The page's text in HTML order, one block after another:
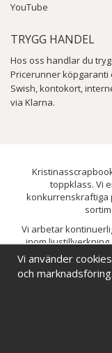
YouTube
TRYGG HANDEL
Hos oss handlar du
Pricerunner köpgaranti
Swish, kontokort,
via Klarna.
toppklass. Vi
konkurrenskraftiga
Vi arbetar
inom
pyssel. Målet är att
utveckla vårt utbud,
Vi använder
och